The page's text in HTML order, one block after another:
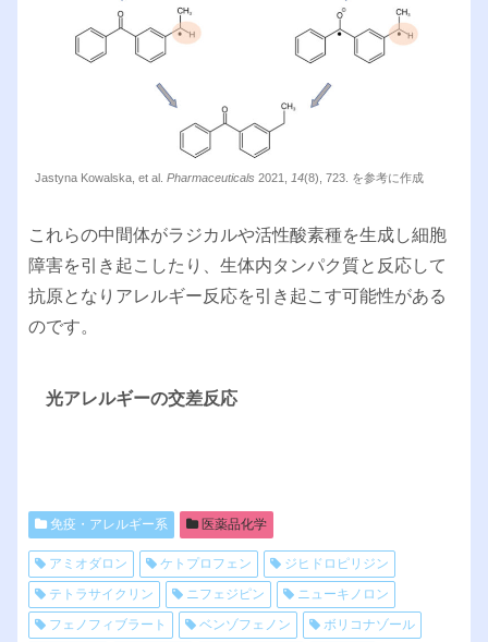
Jastyna Kowalska, et al. Pharmaceuticals 2021, 14(8), 723. を参考に作成
これらの中間体がラジカルや活性酸素種を生成し細胞
障害を引き起こしたり、生体内タンパク質と反応して
抗原となりアレルギー反応を引き起こす可能性がある
のです。
光アレルギーの交差反応
免疫・アレルギー系 医薬品化学
アミオダロン ケトプロフェン
ジヒドロピリジン
テトラサイクリン
ニフェジピン
ニューキノロン
フェノフィブラート
ベンゾフェノン
ボリコナゾール